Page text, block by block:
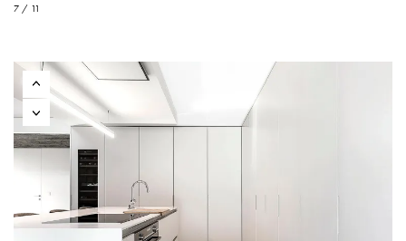
7 / 11